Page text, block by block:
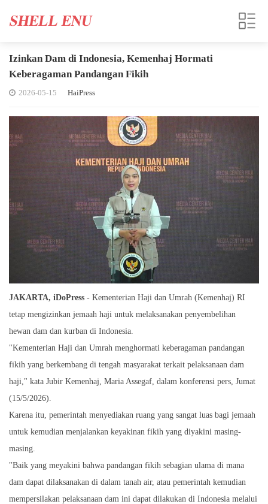
Izinkan Dam di Indonesia, Kemenhaj Hormati
Keberagaman Pandangan Fikih
2026-05-15 HaiPress
JAKARTA, iDoPress - Kementerian Haji dan Umrah (Kemenhaj) RI
tetap mengizinkan jemaah haji untuk melaksanakan penyembelihan
hewan dam dan kurban di Indonesia.
"Kementerian Haji dan Umrah menghormati keberagaman pandangan
fikih yang berkembang di tengah masyarakat terkait pelaksanaan dam
haji," kata Jubir Kemenhaj, Maria Assegaf, dalam konferensi pers, Jumat
(15/5/2026).
Karena itu, pemerintah menyediakan ruang yang sangat luas bagi jemaah
untuk kemudian menjalankan keyakinan fikih yang diyakini masing-
masing.
"Baik yang meyakini bahwa pandangan fikih sebagian ulama di mana
dam dapat dilaksanakan di dalam tanah air, atau pemerintah kemudian
mempersilakan pelaksanaan dam ini dapat dilakukan di Indonesia melalui